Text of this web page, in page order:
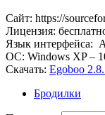
Сайт: https://
Лицензия:
Язык интерфейса:
ОС: Windows XP –
Скачать: Egoboo
Бродилки